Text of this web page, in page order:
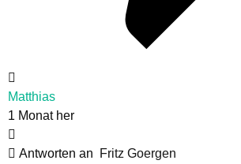
Matthias
1 Monat her
Antworten an
Fritz Goergen